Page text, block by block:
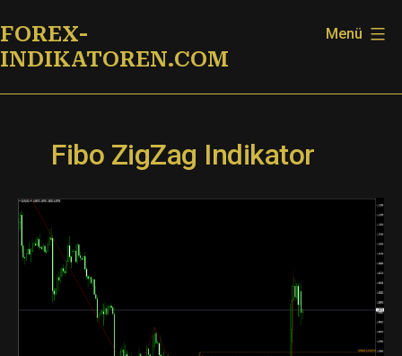
Inhalt
springen
FOREX-
INDIKATOREN.COM
Menü
Fibo ZigZag Indikator